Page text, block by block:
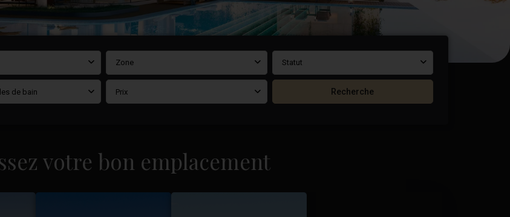
Zone Statut
de bain Prix Recherche
votre bon emplacement